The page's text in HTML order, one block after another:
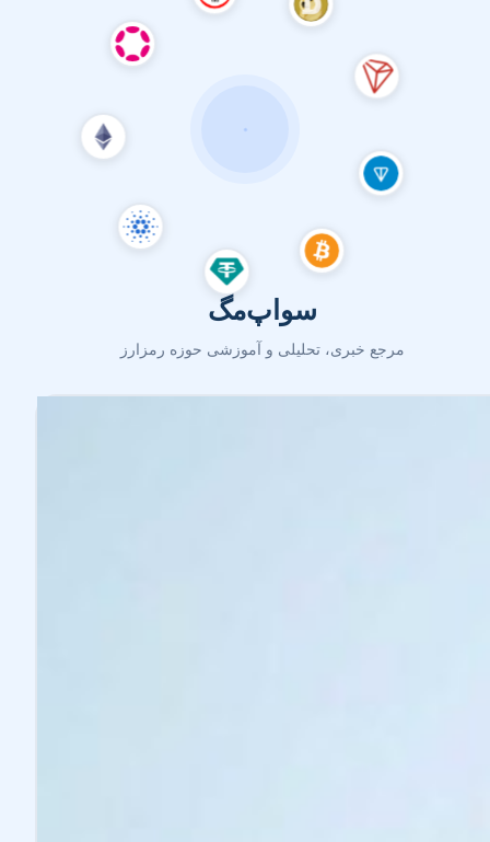
سواپ‌مگ
مرجع خبری، تحلیلی و آموزشی حوزه رمزارز